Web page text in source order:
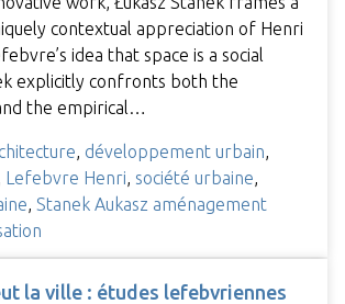
contextual appreciation of Henri
idea that space is a social
explicitly confronts both the
the empirical…
, développement urbain,
Lefebvre Henri, société urbaine,
, Stanek Aukasz aménagement
la ville : études lefebvriennes